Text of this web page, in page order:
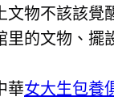
物不該該覺
的文物、
華女大生包養